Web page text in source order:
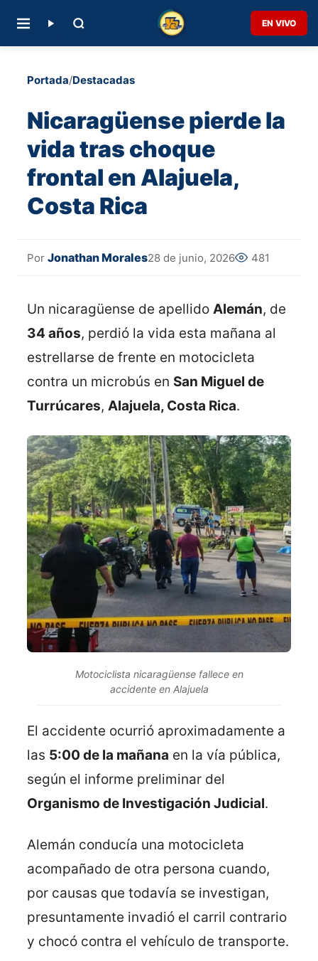
EN VIVO
Portada/Destacadas
Nicaragüense pierde la
vida tras choque
frontal en Alajuela,
Costa Rica
Por Jonathan Morales28 de junio, 2026 481
Un nicaragüense de apellido Alemán, de
34 años, perdió la vida esta mañana al
estrellarse de frente en motocicleta
contra un microbús en San Miguel de
Turrúcares, Alajuela, Costa Rica.
Motociclista nicaragüense fallece en
accidente en Alajuela
El accidente ocurrió aproximadamente a
las 5:00 de la mañana en la vía pública,
según el informe preliminar del
Organismo de Investigación Judicial.
Alemán conducía una motocicleta
acompañado de otra persona cuando,
por causas que todavía se investigan,
presuntamente invadió el carril contrario
y chocó contra el vehículo de transporte.